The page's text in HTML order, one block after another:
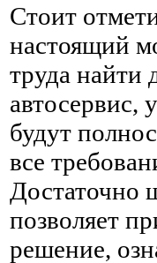
Стоит
настоящий
труда найти
автосервис,
будут
все
Достаточно
позволяет
решение,